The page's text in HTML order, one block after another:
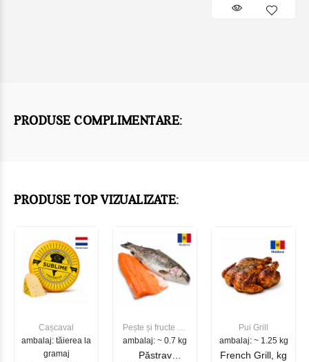
PRODUSE COMPLIMENTARE:
PRODUSE TOP VIZUALIZATE:
Cașcaval
ambalaj: tăierea la
gramaj
Pește și fructe de
mare
ambalaj: ~ 0.7 kg
Păstrav
Pui Grill
ambalaj: ~ 1.25 kg
French Grill, kg